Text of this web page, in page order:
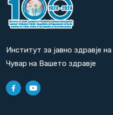
Институт за јавно здравје
Чувар на Вашето здравје